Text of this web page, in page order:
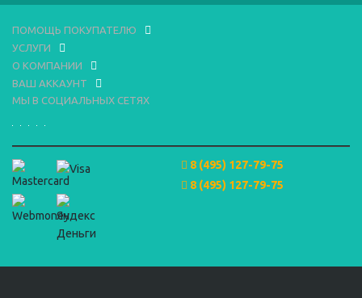
ПОМОЩЬ ПОКУПАТЕЛЮ
УСЛУГИ
О КОМПАНИИ
ВАШ АККАУНТ
МЫ В СОЦИАЛЬНЫХ СЕТЯХ
8 (495) 127-79-75
8 (495) 127-79-75